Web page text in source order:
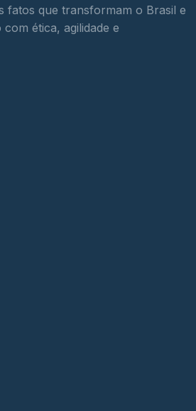
fatos que transformam o Brasil e
ética, agilidade e